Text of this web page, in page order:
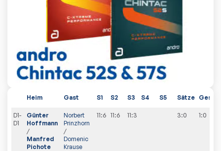
Heim Gast S1 S2 S3 S4 S5 Sätze
D1-
D1
Günter
Hoffmann
/
Manfred
Pichote
Norbert
Prinzhorn
/
Domenic
Krause
11:6 11:6 11:3 3:0 1:0